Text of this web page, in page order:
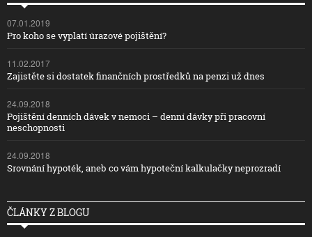
07.01.2019
Pro koho se vyplatí úrazové pojištění?
11.02.2017
Zajistěte si dostatek finančních prostředků na penzi už dnes
24.09.2018
Pojištění denních dávek v nemoci – denní dávky při pracovní
neschopnosti
24.09.2018
Srovnání hypoték, aneb co vám hypoteční kalkulačky neprozradí
ČLÁNKY Z BLOGU